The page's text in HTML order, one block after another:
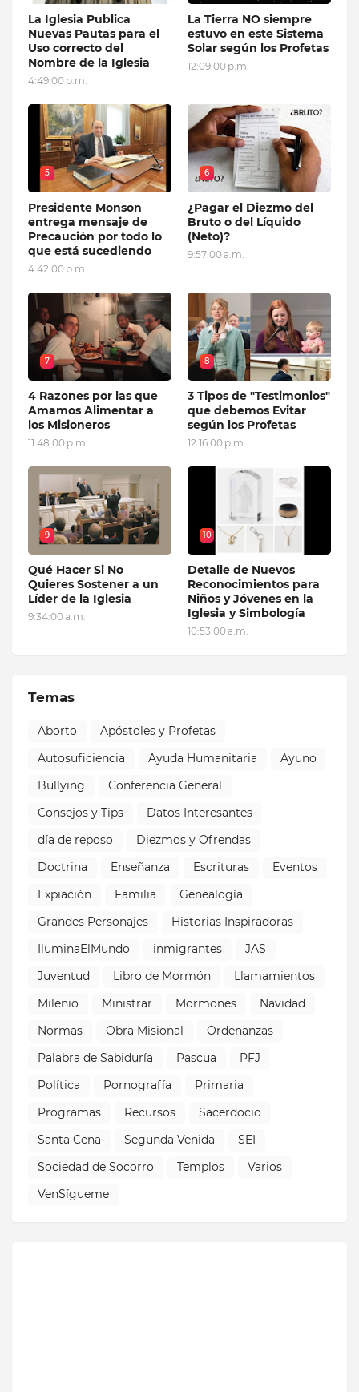
La Iglesia Publica
Nuevas Pautas para el
Uso correcto del
Nombre de la Iglesia
4:49:00 p.m.
La Tierra NO siempre
estuvo en este Sistema
Solar según los Profetas
12:09:00 p.m.
5
Presidente Monson
entrega mensaje de
Precaución por todo lo
que está sucediendo
4:42:00 p.m.
6
¿Pagar el Diezmo del
Bruto o del Líquido
(Neto)?
9:57:00 a.m.
7
4 Razones por las que
Amamos Alimentar a
los Misioneros
11:48:00 p.m.
8
3 Tipos de "Testimonios"
que debemos Evitar
según los Profetas
12:16:00 p.m.
9
Qué Hacer Si No
Quieres Sostener a un
Líder de la Iglesia
9:34:00 a.m.
10
Detalle de Nuevos
Reconocimientos para
Niños y Jóvenes en la
Iglesia y Simbología
10:53:00 a.m.
Temas
Aborto
Apóstoles y Profetas
Autosuficiencia
Ayuda Humanitaria
Ayuno
Bullying
Conferencia General
Consejos y Tips
Datos Interesantes
día de reposo
Diezmos y Ofrendas
Doctrina
Enseñanza Escrituras
Eventos
Expiación
Familia
Genealogía
Grandes Personajes
Historias Inspiradoras
IluminaElMundo
inmigrantes
JAS
Juventud
Libro de Mormón
Llamamientos
Milenio
Ministrar Mormones
Navidad
Normas
Obra Misional
Ordenanzas
Palabra de Sabiduría
Pascua
PFJ
Política
Pornografía
Primaria
Programas
Recursos
Sacerdocio
Santa Cena
Segunda Venida
SEI
Sociedad de Socorro
Templos
Varios
VenSígueme